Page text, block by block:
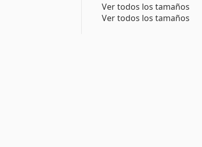
Ver todos los tamaños
Ver todos los tamaños